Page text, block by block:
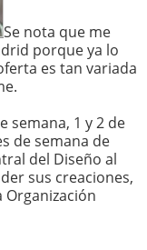
Se nota que me
porque ya lo
es tan variada
semana, 1 y 2 de
de semana de
del Diseño al
sus creaciones,